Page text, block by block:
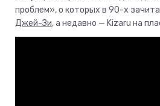
проблем», о которых в 90-х
Джей-Зи, а недавно — Kizaru на